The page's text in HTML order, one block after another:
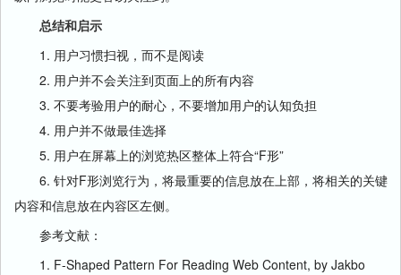
总结和启示
1. 用户习惯扫视，而不是阅读
2. 用户并不会关注到页面上的所有内容
3. 不要考验用户的耐心，不要增加用户的认知负担
4. 用户并不做最佳选择
5. 用户在屏幕上的浏览热区整体上符合“F形”
6. 针对F形浏览行为，将最重要的信息放在上部，将相关的关键
内容和信息放在内容区左侧。
参考文献：
1. F-Shaped Pattern For Reading Web Content, by Jakbo